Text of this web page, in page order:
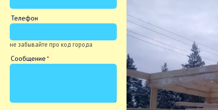
Телефон
не забывайте про код города
Сообщение